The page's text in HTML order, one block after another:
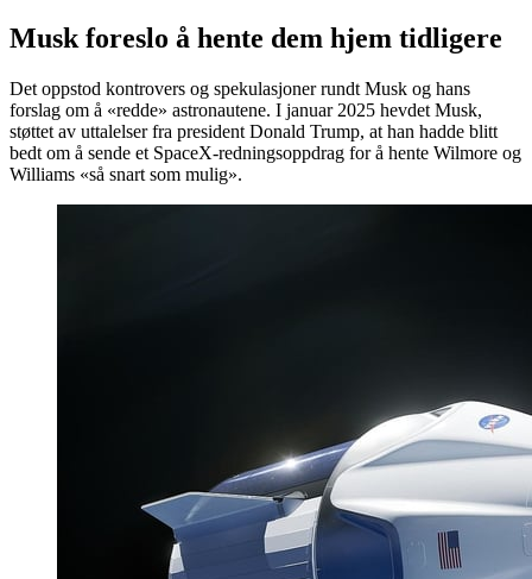
Musk foreslo å hente dem hjem tidligere
Det oppstod kontrovers og spekulasjoner rundt Musk og hans
forslag om å «redde» astronautene. I januar 2025 hevdet Musk,
støttet av uttalelser fra president Donald Trump, at han hadde blitt
bedt om å sende et SpaceX-redningsoppdrag for å hente Wilmore og
Williams «så snart som mulig».